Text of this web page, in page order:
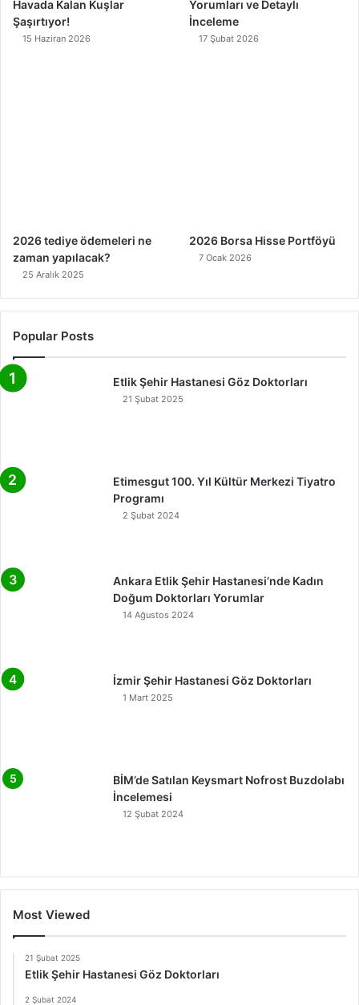
Havada Kalan Kuşlar
Şaşırtıyor!
15 Haziran 2026
Yorumları ve Detaylı
İnceleme
17 Şubat 2026
2026 tediye ödemeleri ne
zaman yapılacak?
25 Aralık 2025
2026 Borsa Hisse Portföyü
7 Ocak 2026
Popular Posts
Etlik Şehir Hastanesi Göz Doktorları
21 Şubat 2025
Etimesgut 100. Yıl Kültür Merkezi Tiyatro
Programı
2 Şubat 2024
Ankara Etlik Şehir Hastanesi’nde Kadın
Doğum Doktorları Yorumlar
14 Ağustos 2024
İzmir Şehir Hastanesi Göz Doktorları
1 Mart 2025
BİM’de Satılan Keysmart Nofrost Buzdolabı
İncelemesi
12 Şubat 2024
Most Viewed
21 Şubat 2025
Etlik Şehir Hastanesi Göz Doktorları
2 Şubat 2024